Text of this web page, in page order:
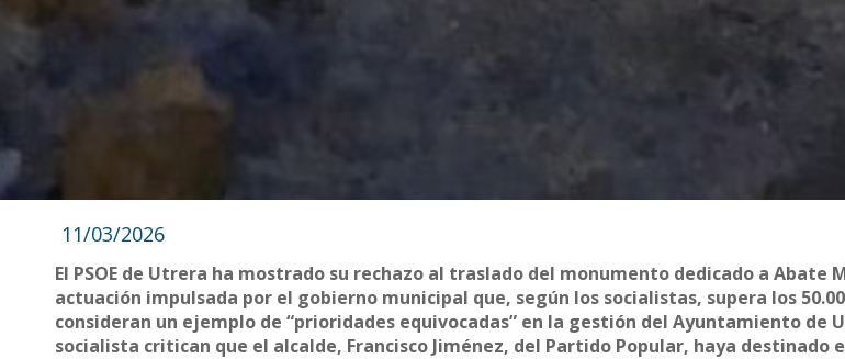
11/03/2026
El PSOE de Utrera ha mostrado su rechazo al traslado del monumento dedicado a Abate
actuación impulsada por el gobierno municipal que, según los socialistas, supera los
consideran un ejemplo de “prioridades equivocadas” en la gestión del Ayuntamiento de
socialista critican que el alcalde, Francisco Jiménez, del Partido Popular, haya destinado